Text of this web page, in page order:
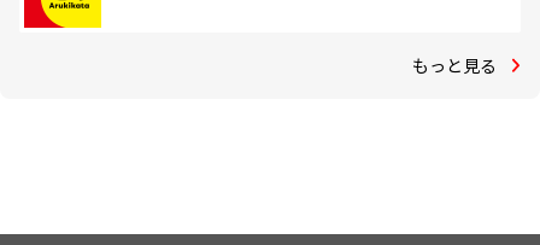
もっと見る